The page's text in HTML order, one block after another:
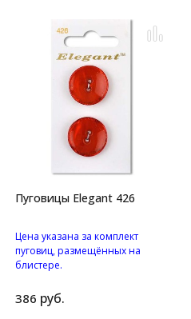
Пуговицы Elegant 426
Цена указана за комплект
пуговиц, размещённых на
блистере.
блестками пуговицы с
двумя отверстиями.
386 руб.